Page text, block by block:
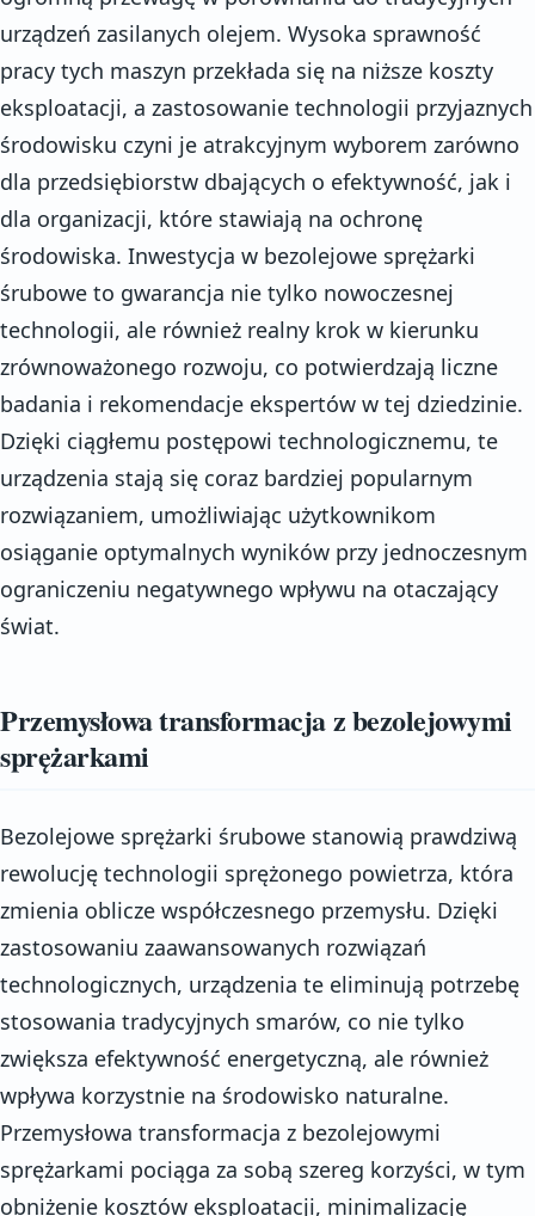
urządzeń zasilanych olejem. Wysoka sprawność
pracy tych maszyn przekłada się na niższe koszty
eksploatacji, a zastosowanie technologii przyjaznych
środowisku czyni je atrakcyjnym wyborem zarówno
dla przedsiębiorstw dbających o efektywność, jak i
dla organizacji, które stawiają na ochronę
środowiska. Inwestycja w bezolejowe sprężarki
śrubowe to gwarancja nie tylko nowoczesnej
technologii, ale również realny krok w kierunku
zrównoważonego rozwoju, co potwierdzają liczne
badania i rekomendacje ekspertów w tej dziedzinie.
Dzięki ciągłemu postępowi technologicznemu, te
urządzenia stają się coraz bardziej popularnym
rozwiązaniem, umożliwiając użytkownikom
osiąganie optymalnych wyników przy jednoczesnym
ograniczeniu negatywnego wpływu na otaczający
świat.
Przemysłowa transformacja z bezolejowymi
sprężarkami
Bezolejowe sprężarki śrubowe stanowią prawdziwą
rewolucję technologii sprężonego powietrza, która
zmienia oblicze współczesnego przemysłu. Dzięki
zastosowaniu zaawansowanych rozwiązań
technologicznych, urządzenia te eliminują potrzebę
stosowania tradycyjnych smarów, co nie tylko
zwiększa efektywność energetyczną, ale również
wpływa korzystnie na środowisko naturalne.
Przemysłowa transformacja z bezolejowymi
sprężarkami pociąga za sobą szereg korzyści, w tym
obniżenie kosztów eksploatacji, minimalizację